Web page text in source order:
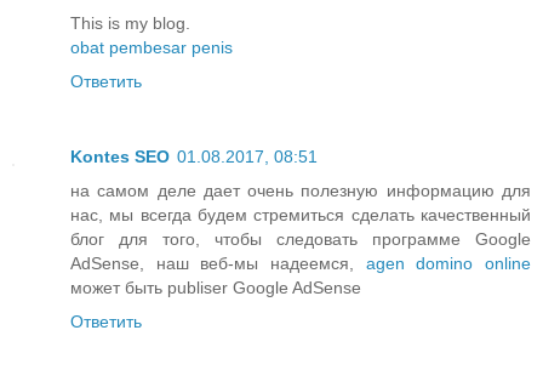
This is my blog.
obat pembesar penis
Ответить
Kontes SEO 01.08.2017, 08:51
на самом деле дает очень полезную информацию для
нас, мы всегда будем стремиться сделать качественный
блог для того, чтобы следовать программе Google
AdSense, наш веб-мы надеемся, agen domino online
может быть publiser Google AdSense
Ответить